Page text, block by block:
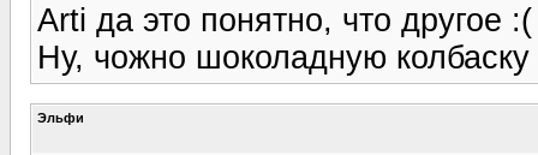
Arti да это понятно, что другое :(
Ну, чожно шоколадную
Эльфи